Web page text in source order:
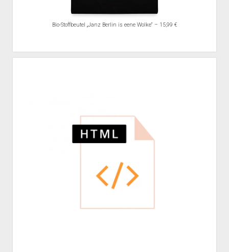
Bio-Stoffbeutel „Janz Berlin is eene Wolke“ – 15,99 €